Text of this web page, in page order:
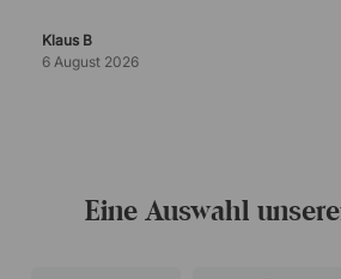
Klaus B
6 August 2026
Eine Auswahl